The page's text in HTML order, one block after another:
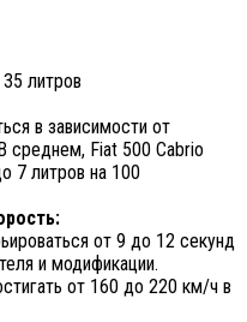
литров
в зависимости от
среднем, Fiat 500 Cabrio
7 литров на 100
от 9 до 12 секунд
и модификации.
от 160 до 220 км/ч в